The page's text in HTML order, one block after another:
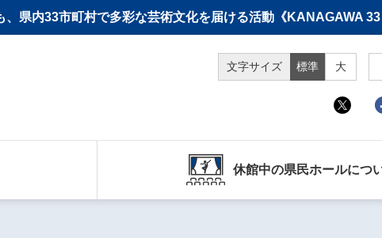
県内33市町村で多彩な芸術文化を届ける活動《KANAGAWA
文字サイズ 標準 大
休館中の県民ホールにつ